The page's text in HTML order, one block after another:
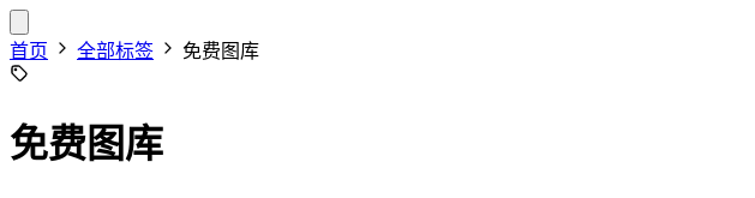
首页 全部标签 免费图库
免费图库